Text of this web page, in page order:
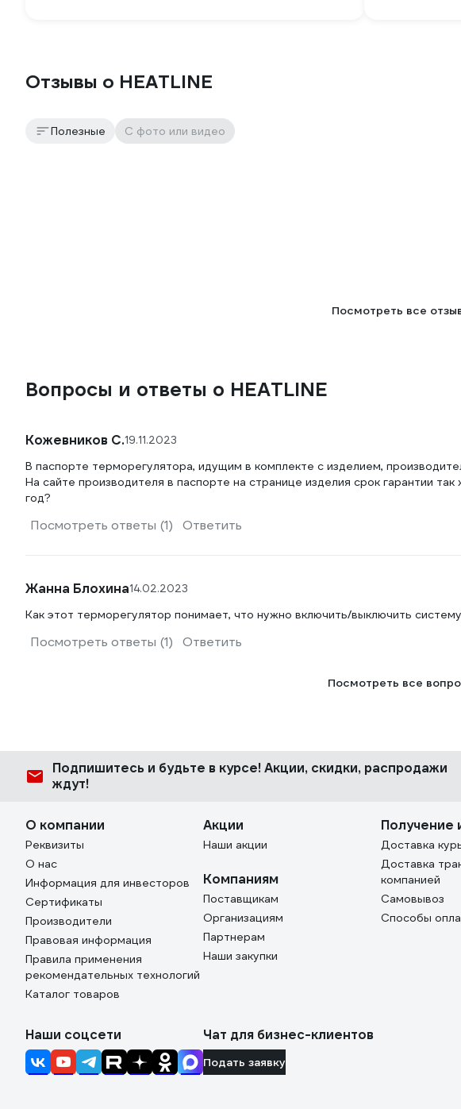
Отзывы о HEATLINE
Полезные С фото или видео
Посмотреть все
Вопросы и ответы о HEATLINE
Кожевников С.19.11.2023
В паспорте терморегулятора, идущим в комплекте с изделием,
На сайте производителя в паспорте на странице изделия срок гарантии
год?
Посмотреть ответы (1) Ответить
Жанна Блохина14.02.2023
Как этот терморегулятор понимает, что нужно включить/выключить
Посмотреть ответы (1) Ответить
Посмотреть все
Подпишитесь и будьте в курсе! Акции, скидки, распродажи
ждут!
О компании
Реквизиты
О нас
Информация для инвесторов
Сертификаты
Производители
Правовая информация
Правила применения
рекомендательных технологий
Каталог товаров
Акции
Наши акции
Компаниям
Поставщикам
Организациям
Партнерам
Наши закупки
Получение
Доставка
Доставка
компанией
Самовывоз
Способы
Наши соцсети Чат для бизнес-клиентов
Подать заявку